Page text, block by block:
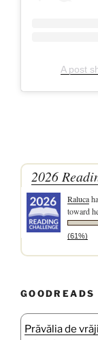
A post
2026
Raluca
toward
(61%)
Prăvălia de vrăji